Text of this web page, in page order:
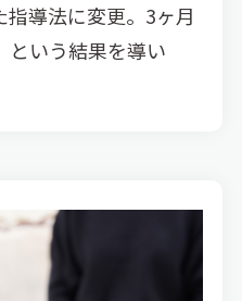
導法に変更。3ヶ月
という結果を導い